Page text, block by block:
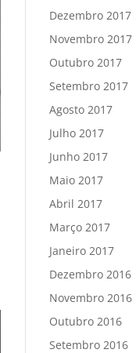
Dezembro 2017
Novembro 2017
Outubro 2017
Setembro 2017
Agosto 2017
Julho 2017
Junho 2017
Maio 2017
Abril 2017
Março 2017
Janeiro 2017
Dezembro 2016
Novembro 2016
Outubro 2016
Setembro 2016